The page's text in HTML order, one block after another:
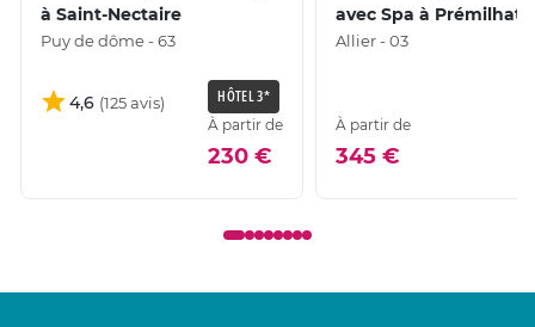
à Saint-Nectaire
Puy de dôme - 63
4,6 HÔTEL 3*
À partir de
230 €
avec Spa à Prémilhat
Allier - 03
À partir de
345 €